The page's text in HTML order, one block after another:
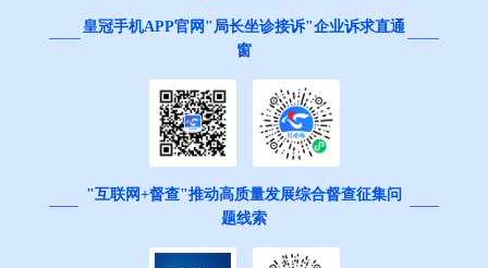
皇冠手机APP官网"局长坐诊接诉"企业诉求直通
窗
"互联网+督查"推动高质量发展综合督查征集问
题线索